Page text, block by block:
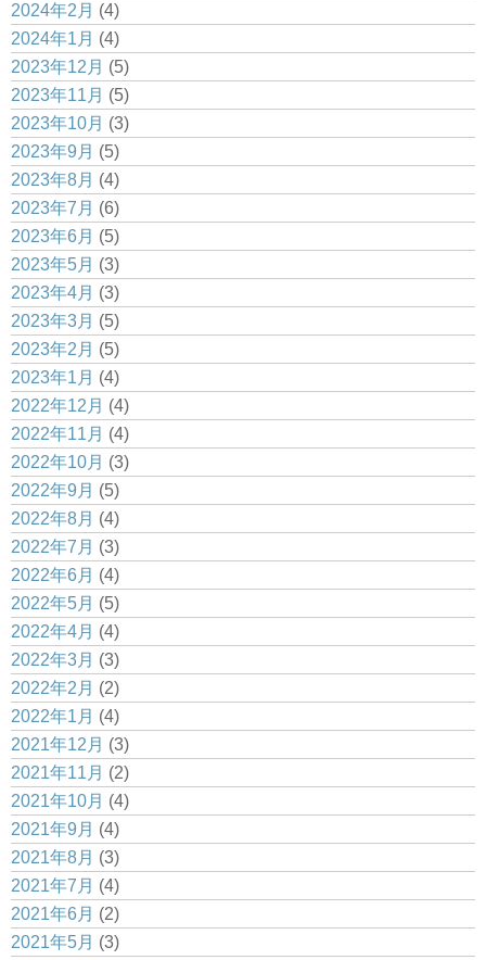
2024年2月 (4)
2024年1月 (4)
2023年12月 (5)
2023年11月 (5)
2023年10月 (3)
2023年9月 (5)
2023年8月 (4)
2023年7月 (6)
2023年6月 (5)
2023年5月 (3)
2023年4月 (3)
2023年3月 (5)
2023年2月 (5)
2023年1月 (4)
2022年12月 (4)
2022年11月 (4)
2022年10月 (3)
2022年9月 (5)
2022年8月 (4)
2022年7月 (3)
2022年6月 (4)
2022年5月 (5)
2022年4月 (4)
2022年3月 (3)
2022年2月 (2)
2022年1月 (4)
2021年12月 (3)
2021年11月 (2)
2021年10月 (4)
2021年9月 (4)
2021年8月 (3)
2021年7月 (4)
2021年6月 (2)
2021年5月 (3)